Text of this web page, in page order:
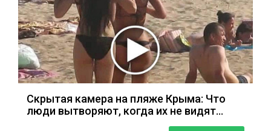
Скрытая камера на пляже Крыма: Что
люди вытворяют, когда их не видят...